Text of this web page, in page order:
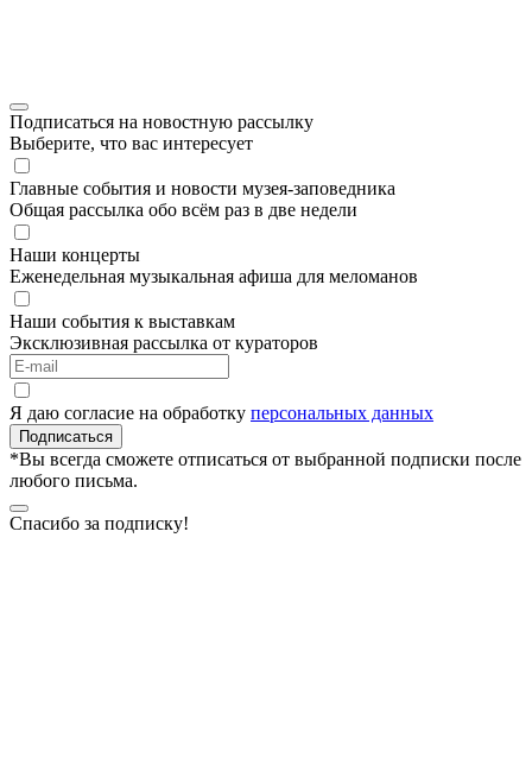
Подписаться на новостную рассылку
Выберите, что вас интересует
Главные события и новости музея-заповедника
Общая рассылка обо всём раз в две недели
Наши концерты
Еженедельная музыкальная афиша для меломанов
Наши события к выставкам
Эксклюзивная рассылка от кураторов
Я даю согласие на обработку персональных данных
Подписаться
*Вы всегда сможете отписаться от выбранной подписки после
любого письма.
Спасибо за подписку!